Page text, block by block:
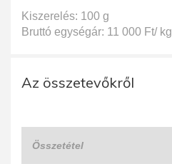
Kiszerelés: 100 g
Bruttó egységár: 11 000 Ft/ kg
Az összetevőkről
Összetétel